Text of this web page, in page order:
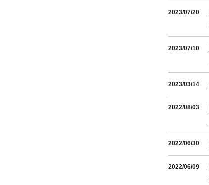
2023/07/20
2023/07/10
2023/03/14
2022/08/03
2022/06/30
2022/06/09